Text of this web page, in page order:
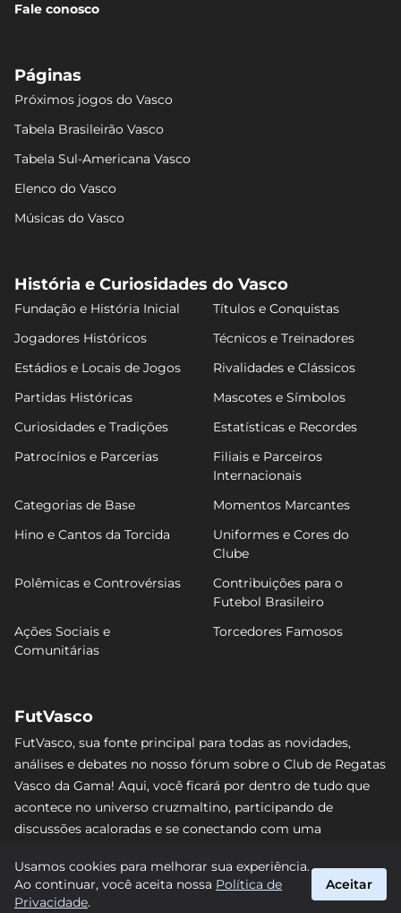
Fale conosco
Páginas
Próximos jogos do Vasco
Tabela Brasileirão Vasco
Tabela Sul-Americana Vasco
Elenco do Vasco
Músicas do Vasco
História e Curiosidades do Vasco
Fundação e História Inicial
Títulos e Conquistas
Jogadores Históricos
Técnicos e Treinadores
Estádios e Locais de Jogos
Rivalidades e Clássicos
Partidas Históricas
Mascotes e Símbolos
Curiosidades e Tradições
Estatísticas e Recordes
Patrocínios e Parcerias
Filiais e Parceiros
Internacionais
Categorias de Base
Momentos Marcantes
Hino e Cantos da Torcida
Uniformes e Cores do
Clube
Polêmicas e Controvérsias
Contribuições para o
Futebol Brasileiro
Ações Sociais e
Comunitárias
Torcedores Famosos
FutVasco
FutVasco, sua fonte principal para todas as novidades,
análises e debates no nosso fórum sobre o Club de Regatas
Vasco da Gama! Aqui, você ficará por dentro de tudo que
acontece no universo cruzmaltino, participando de
discussões acaloradas e se conectando com uma
nenhum lance e acompanhe de perto o caminho do Vasco
rumo às vitórias! #Vasco #FutVasco
Usamos cookies para melhorar sua experiência.
Ao continuar, você aceita nossa Política de
Privacidade.
Aceitar